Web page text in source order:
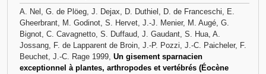
A. Nel, G. de Plöeg, J. Dejax, D. Duthiel, D. de Franceschi, E.
Gheerbrant, M. Godinot, S. Hervet, J.-J. Menier, M. Augé, G.
Bignot, C. Cavagnetto, S. Duffaud, J. Gaudant, S. Hua, A.
Jossang, F. de Lapparent de Broin, J.-P. Pozzi, J.-C. Paicheler, F.
Beuchet, J.-C. Rage 1999, Un gisement sparnacien
exceptionnel à plantes, arthropodes et vertébrés (Éocène